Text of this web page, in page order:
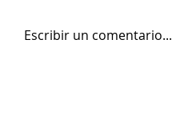
Escribir un comentario...